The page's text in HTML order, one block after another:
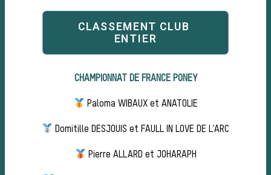
de
CLASSEMENT CLUB
ENTIER
CHAMPIONNAT DE FRANCE PONEY
Paloma WIBAUX et ANATOLIE
Domitille DESJOUIS et FAULL IN LOVE DE L’ARC
Pierre ALLARD et JOHARAPH